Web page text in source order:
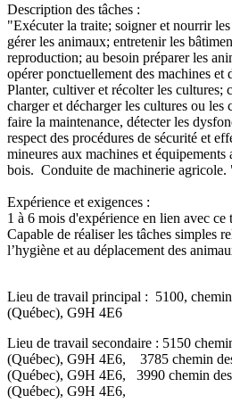
Description des tâches :
"Exécuter la traite; soigner et nourrir
gérer les animaux; entretenir les
reproduction; au besoin préparer les
opérer ponctuellement des machines et
Planter, cultiver et récolter les cultures;
charger et décharger les cultures ou les
faire la maintenance, détecter les
respect des procédures de sécurité et
mineures aux machines et
bois. Conduite de machinerie
Expérience et exigences :
1 à 6 mois d'expérience en lien
Capable de réaliser les tâches simples
l’hygiène et au déplacement
Lieu de travail principal : 5100,
(Québec), G9H 4E6
Lieu de travail secondaire : 5150
(Québec), G9H 4E6, 3785 chemin
(Québec), G9H 4E6, 3990 chemin
(Québec), G9H 4E6,